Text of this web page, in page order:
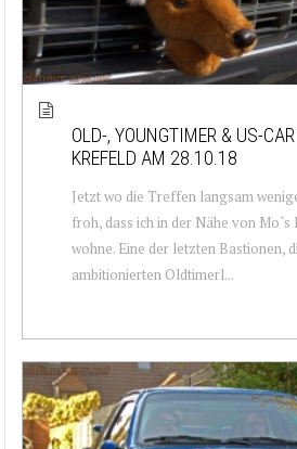
OLD-, YOUNGTIMER & US-
KREFELD AM 28.10.18
Jetzt wo die Treffen langsam
froh, dass ich in der Nähe von
wohne. Eine der letzten Bastionen,
ambitionierten Oldtimerl...